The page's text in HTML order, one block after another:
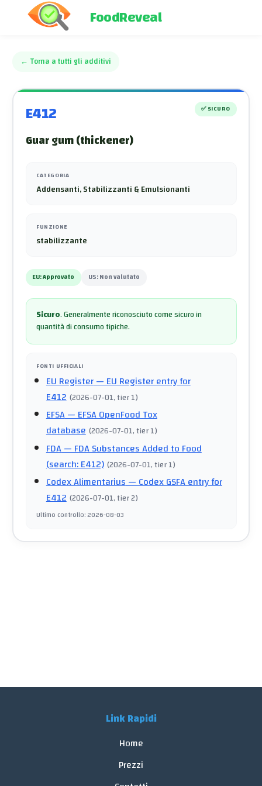
FoodReveal
← Torna a tutti gli additivi
E412 ✅SICURO
Guar gum (thickener)
CATEGORIA
Addensanti, Stabilizzanti & Emulsionanti
FUNZIONE
stabilizzante
EU:Approvato US:Non valutato
Sicuro.Generalmente riconosciuto come sicuro in
quantità di consumo tipiche.
FONTI UFFICIALI
EU Register— EU Register entry for
E412 (2026-07-01, tier 1)
EFSA— EFSA OpenFood Tox
database (2026-07-01, tier 1)
FDA— FDA Substances Added to Food
(search: E412) (2026-07-01, tier 1)
Codex Alimentarius— Codex GSFA entry for
E412 (2026-07-01, tier 2)
Ultimo controllo:2026-08-03
Link Rapidi
Home
Prezzi